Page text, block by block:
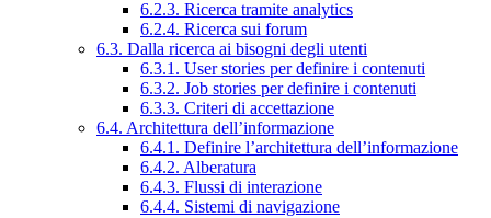
6.2.3. Ricerca tramite analytics
6.2.4. Ricerca sui forum
6.3. Dalla ricerca ai bisogni degli utenti
6.3.1. User stories per definire i contenuti
6.3.2. Job stories per definire i contenuti
6.3.3. Criteri di accettazione
6.4. Architettura dell’informazione
6.4.1. Definire l’architettura dell’informazione
6.4.2. Alberatura
6.4.3. Flussi di interazione
6.4.4. Sistemi di navigazione